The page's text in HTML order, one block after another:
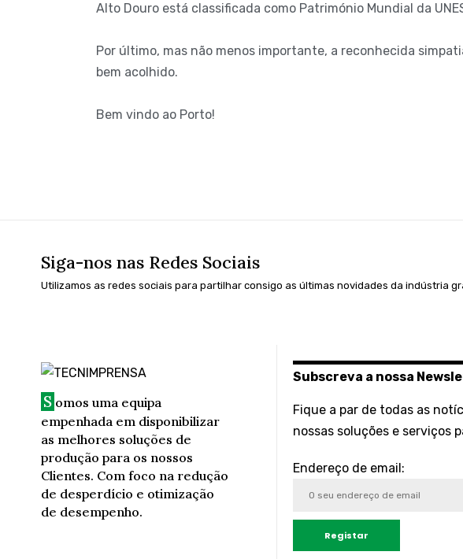
Alto Douro está classificada como Património Mundial da
Por último, mas não menos importante, a reconhecida
bem acolhido.
Bem vindo ao Porto!
Siga-nos nas Redes Sociais
Utilizamos as redes sociais para partilhar consigo as últimas novidades da indústria
S omos uma equipa
empenhada em disponibilizar
as melhores soluções de
produção para os nossos
Clientes. Com foco na redução
de desperdício e otimização
de desempenho.
Subscreva a nossa
Fique a par de todas as
nossas soluções e serviços
Endereço de email: